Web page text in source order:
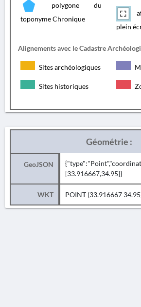
polygone du
toponyme Chronique
plein
Alignements avec le Cadastre
Sites archéologiques
Sites historiques
Géométrie :
GeoJSON
[33.916667,34.95]}
WKT POINT (33.916667